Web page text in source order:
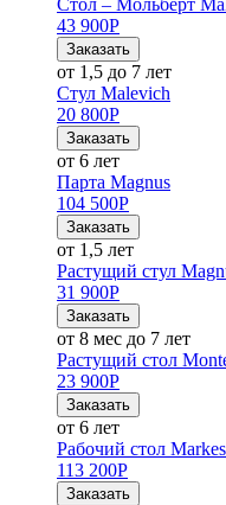
Стол – Мольберт
43 900Р
Заказать
от 1,5 до 7 лет
Стул Malevich
20 800Р
Заказать
от 6 лет
Парта Magnus
104 500Р
Заказать
от 1,5 лет
Растущий стул
31 900Р
Заказать
от 8 мес до 7 лет
Растущий стол
23 900Р
Заказать
от 6 лет
Рабочий стол
113 200Р
Заказать